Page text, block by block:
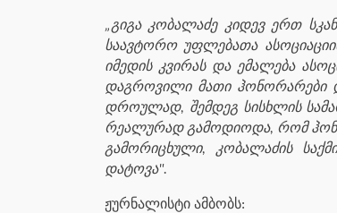
„გიგა კობალაძე კიდევ ერთ
საავტორო უფლებათა
იმედის კვირას და ემალება
დაგროვილი მათი ჰონორარები
დროულად, შემდეგ სისხლის
რეალურად გამოდიოდა, რომ
გამორიცხული, კობალაძის
დატოვა".
ჟურნალისტი ამბობს: